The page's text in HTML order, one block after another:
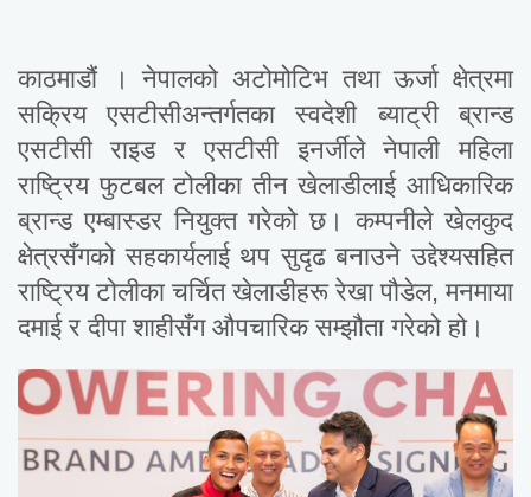
काठमाडौं । नेपालको अटोमोटिभ तथा ऊर्जा क्षेत्रमा
सक्रिय एसटीसीअन्तर्गतका स्वदेशी ब्याट्री ब्रान्ड
एसटीसी राइड र एसटीसी इनर्जीले नेपाली महिला
राष्ट्रिय फुटबल टोलीका तीन खेलाडीलाई आधिकारिक
ब्रान्ड एम्बास्डर नियुक्त गरेको छ। कम्पनीले खेलकुद
क्षेत्रसँगको सहकार्यलाई थप सुदृढ बनाउने उद्देश्यसहित
राष्ट्रिय टोलीका चर्चित खेलाडीहरू रेखा पौडेल, मनमाया
दमाई र दीपा शाहीसँग औपचारिक सम्झौता गरेको हो।